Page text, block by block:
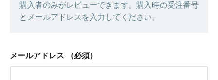
購入者のみがレビューできます。購入時の受注番号
とメールアドレスを入力してください。
メールアドレス （必須）